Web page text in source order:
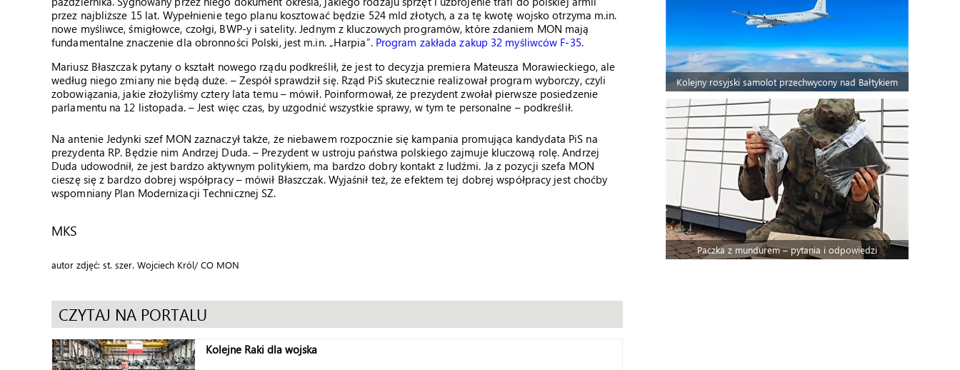
przez najbliższe 15 lat. Wypełnienie tego planu kosztować będzie 524 mld złotych, a za tę kwotę wojsko otrzyma m.in.
nowe myśliwce, śmigłowce, czołgi, BWP-y i satelity. Jednym z kluczowych programów, które zdaniem MON mają
fundamentalne znaczenie dla obronności Polski, jest m.in. „Harpia”. Program zakłada zakup 32 myśliwców F-35.
Mariusz Błaszczak pytany o kształt nowego rządu podkreślił, że jest to decyzja premiera Mateusza Morawieckiego, ale
według niego zmiany nie będą duże. – Zespół sprawdził się. Rząd PiS skutecznie realizował program wyborczy, czyli
zobowiązania, jakie złożyliśmy cztery lata temu – mówił. Poinformował, że prezydent zwołał pierwsze posiedzenie
parlamentu na 12 listopada. – Jest więc czas, by uzgodnić wszystkie sprawy, w tym te personalne – podkreślił.
Na antenie Jedynki szef MON zaznaczył także, że niebawem rozpocznie się kampania promująca kandydata PiS na
prezydenta RP. Będzie nim Andrzej Duda. – Prezydent w ustroju państwa polskiego zajmuje kluczową rolę. Andrzej
Duda udowodnił, że jest bardzo aktywnym politykiem, ma bardzo dobry kontakt z ludźmi. Ja z pozycji szefa MON
cieszę się z bardzo dobrej współpracy – mówił Błaszczak. Wyjaśnił też, że efektem tej dobrej współpracy jest choćby
wspomniany Plan Modernizacji Technicznej SZ.
MKS
autor zdjęć: st. szer. Wojciech Król/ CO MON
CZYTAJ NA PORTALU
Kolejne Raki dla wojska
Kolejny rosyjski samolot przechwycony nad Bałtykiem
Paczka z mundurem – pytania i odpowiedzi